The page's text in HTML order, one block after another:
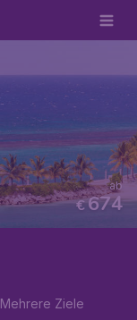
€674
ab
Mehrere Ziele